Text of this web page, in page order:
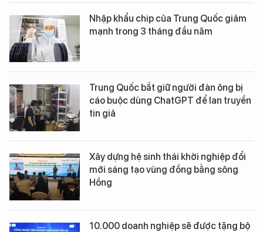
Nhập khẩu chip của Trung Quốc giảm
mạnh trong 3 tháng đầu năm
Trung Quốc bắt giữ người đàn ông bị
cáo buộc dùng ChatGPT để lan truyền
tin giả
Xây dựng hệ sinh thái khởi nghiệp đổi
mới sáng tạo vùng đồng bằng sông
Hồng
10.000 doanh nghiệp sẽ được tặng bộ